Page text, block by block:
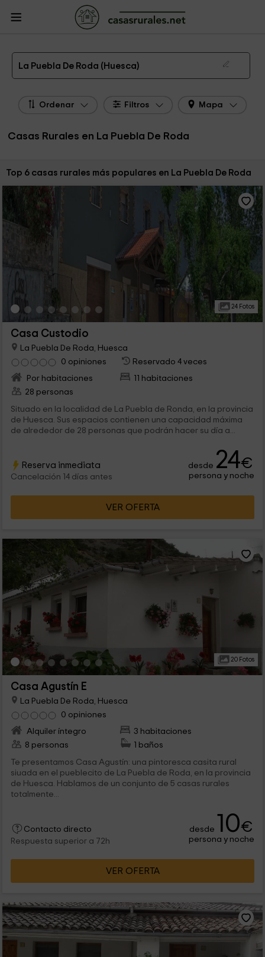
Casas Rurales
Huesca
Casas Rurales La Puebla De Roda
Las 6 mejores casas rurales en La Puebla De Roda de 2026
La Puebla De Roda (Huesca)
Ordenar Filtros Mapa
Casas Rurales en La Puebla De Roda
Ordenar por:
Top 6 casas rurales más populares en La Puebla De Roda
24 Fotos
Casa Custodio
La Puebla De Roda, Huesca
0 opiniones
Reservado 4 veces
Por habitaciones
11 habitaciones
28 personas
Situado en la localidad de La Puebla de Ronda, en la provincia
de Huesca. Sus espacios contienen una capacidad máxima
de alrededor de 28 personas que podrán hacer su día a...
Reserva inmediata
Cancelación 14 días antes
desde 24€
persona y noche
VER OFERTA
20 Fotos
Casa Agustín E
La Puebla De Roda, Huesca
0 opiniones
Alquiler íntegro
3 habitaciones
8 personas
1 baños
Te presentamos Casa Agustín: una pintoresca casita rural
siuada en el pueblecito de La Puebla de Roda, en la provincia
de Huesca. Hablamos de un conjunto de 5 casas rurales
totalmente...
Contacto directo
Respuesta superior a 72h
desde 10€
persona y noche
VER OFERTA